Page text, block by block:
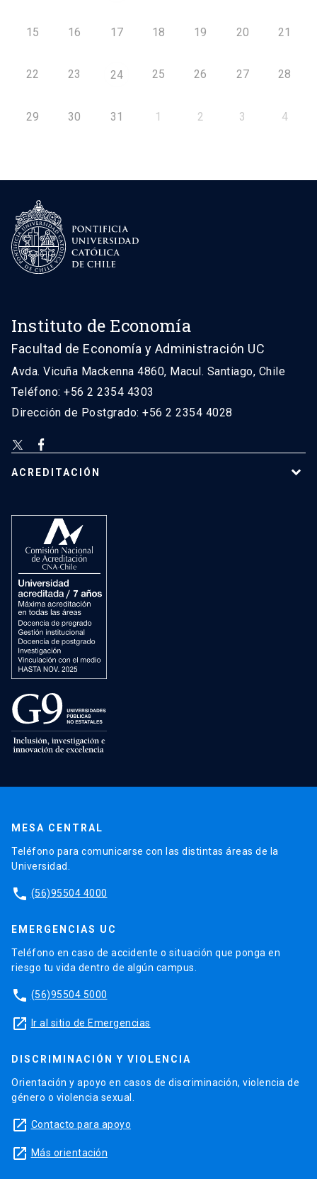
15 16 17 18 19 20 21
22 23 24 25 26 27 28
29 30 31 1 2 3 4
Instituto de Economía
Facultad de Economía y Administración UC
Avda. Vicuña Mackenna 4860, Macul. Santiago, Chile
Teléfono: +56 2 2354 4303
Dirección de Postgrado: +56 2 2354 4028
ACREDITACIÓN
MESA CENTRAL
Teléfono para comunicarse con las distintas áreas de la
Universidad.
phone (56)95504 4000
EMERGENCIAS UC
Teléfono en caso de accidente o situación que ponga en
riesgo tu vida dentro de algún campus.
phone (56)95504 5000
launch Ir al sitio de Emergencias
DISCRIMINACIÓN Y VIOLENCIA
Orientación y apoyo en casos de discriminación, violencia de
género o violencia sexual.
launch Contacto para apoyo
launch Más orientación